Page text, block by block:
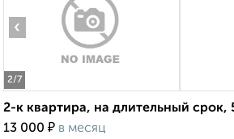
2/7
‹
2-к квартира, на длительный срок,
13 000 ₽ в месяц